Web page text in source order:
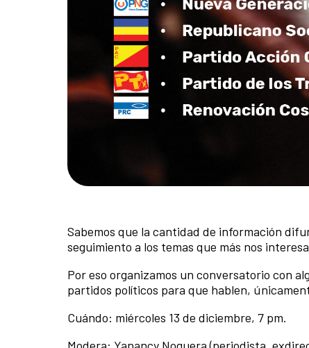
Sabemos que la cantidad de información
seguimiento a los temas que más nos
Por eso organizamos un conversatorio con
partidos políticos para que hablen,
Cuándo: miércoles 13 de diciembre, 7 pm.